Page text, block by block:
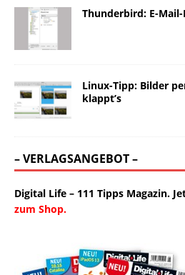
Thunderbird: E-
Linux-Tipp: Bilder
klappt’s
– VERLAGSANGEBOT –
Digital Life – 111 Tipps Magazin.
zum Shop.